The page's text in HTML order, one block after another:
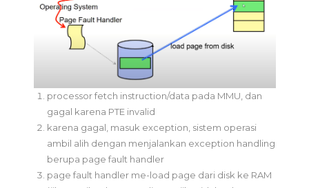
processor fetch instruction/data pada MMU, dan
gagal karena PTE invalid
karena gagal, masuk exception, sistem operasi
ambil alih dengan menjalankan exception handling
berupa page fault handler
page fault handler me-load page dari disk ke RAM